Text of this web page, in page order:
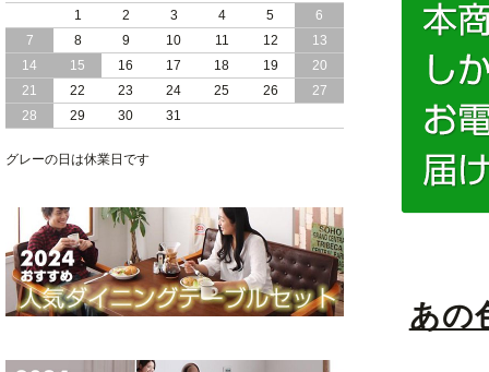
あの
製 ヘッドボードなし
2024/02/23
畳 の 床面 で 敷き布団 で 寝られる 引き
出し 収納庫 付 大容量 チェスト ベッド
日本製
し 収納庫 付き チェスト ベッド 日本製
1
2 3 4 5
6
7
8 9 10 11 12
13
14
15 16 17 18 19
20
21
22 23 24 25 26
27
28
29 30 31
グレーの日は休業日です